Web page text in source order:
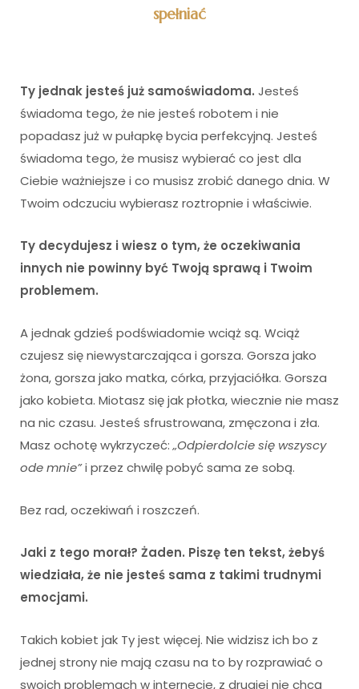
spełniać
Ty jednak jesteś już samoświadoma. Jesteś
świadoma tego, że nie jesteś robotem i nie
popadasz już w pułapkę bycia perfekcyjną. Jesteś
świadoma tego, że musisz wybierać co jest dla
Ciebie ważniejsze i co musisz zrobić danego dnia. W
Twoim odczuciu wybierasz roztropnie i właściwie.
Ty decydujesz i wiesz o tym, że oczekiwania
innych nie powinny być Twoją sprawą i Twoim
problemem.
A jednak gdzieś podświadomie wciąż są. Wciąż
czujesz się niewystarczająca i gorsza. Gorsza jako
żona, gorsza jako matka, córka, przyjaciółka. Gorsza
jako kobieta. Miotasz się jak płotka, wiecznie nie masz
na nic czasu. Jesteś sfrustrowana, zmęczona i zła.
Masz ochotę wykrzyczeć:„Odpierdolcie się wszyscy
ode mnie”i przez chwilę pobyć sama ze sobą.
Bez rad, oczekiwań i roszczeń.
Jaki z tego morał? Żaden. Piszę ten tekst, żebyś
wiedziała, że nie jesteś sama z takimi trudnymi
emocjami.
Takich kobiet jak Ty jest więcej. Nie widzisz ich bo z
jednej strony nie mają czasu na to by rozprawiać o
swoich problemach w internecie, z drugiej nie chcą